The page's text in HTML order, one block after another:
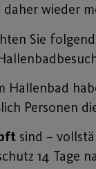
wieder
Sie
Hallenbad
Personen
sind –
14 Tage